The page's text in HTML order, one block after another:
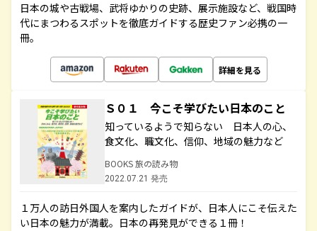
日本の城や古戦場、武将ゆかりの史跡、展示施設など、戦国時
代にまつわるスポットを徹底ガイドする歴史ファン必携の一
冊。
詳細を見る
Ｓ０１ 今こそ学びたい日本のこと
知っているようで知らない 日本人の心、
食文化、職文化、信仰、地域の魅力など
BOOKS 旅の読み物
2022.07.21 発売
１万人の訪日外国人を案内したガイドが、日本人にこそ伝えた
い日本の魅力が満載。日本の再発見ができる１冊！